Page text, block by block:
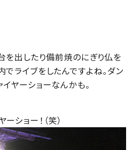
を出したり備前焼のにぎり仏を
でライブをしたんですよね。ダン
イヤーショーなんかも。
ショー！（笑）